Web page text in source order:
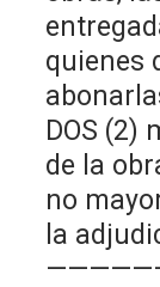
quienes
DOS (2)
de la
no
la